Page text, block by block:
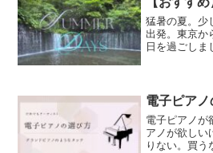
猛暑の夏。少
出発。東京か
日を過ごしま
レンタカー軽
電子ピア
電子ピアノが
アノが欲しい
りない。買う